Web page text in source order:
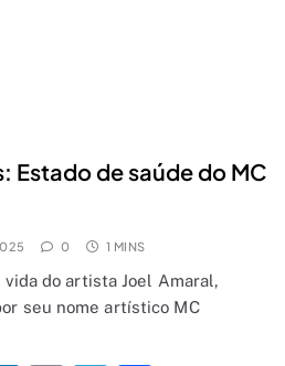
Estado de saúde do MC
0 1 MINS
do artista Joel Amaral,
seu nome artístico MC
Escolha: Como o 1xEquilíbrio
a Forma de Compreender a
entra na fase decisiva: a
os principais jogos dos
final do maior torneio